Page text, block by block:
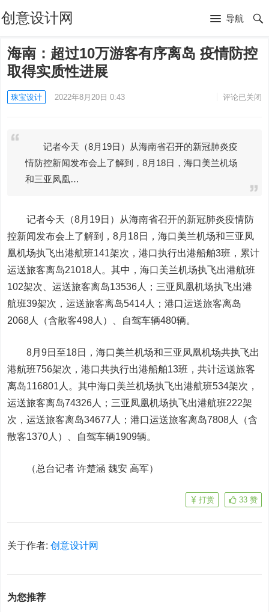
创意设计网 导航
海南：超过10万游客有序离岛 疫情防控
取得实质性进展
珠宝设计 2022年8月20日 0:43 评论已关闭
记者今天（8月19日）从海南省召开的新冠肺炎疫
情防控新闻发布会上了解到，8月18日，海口美兰机场
和三亚凤凰…
记者今天（8月19日）从海南省召开的新冠肺炎疫情防
控新闻发布会上了解到，8月18日，海口美兰机场和三亚凤
凰机场执飞出港航班141架次，港口执行出港船舶3班，累计
运送旅客离岛21018人。其中，海口美兰机场执飞出港航班
102架次、运送旅客离岛13536人；三亚凤凰机场执飞出港
航班39架次，运送旅客离岛5414人；港口运送旅客离岛
2068人（含散客498人）、自驾车辆480辆。
8月9日至18日，海口美兰机场和三亚凤凰机场共执飞出
港航班756架次，港口共执行出港船舶13班，共计运送旅客
离岛116801人。其中海口美兰机场执飞出港航班534架次，
运送旅客离岛74326人；三亚凤凰机场执飞出港航班222架
次，运送旅客离岛34677人；港口运送旅客离岛7808人（含
散客1370人）、自驾车辆1909辆。
（总台记者 许楚涵 魏安 高军）
33 赞
打赏
关于作者:创意设计网
为您推荐